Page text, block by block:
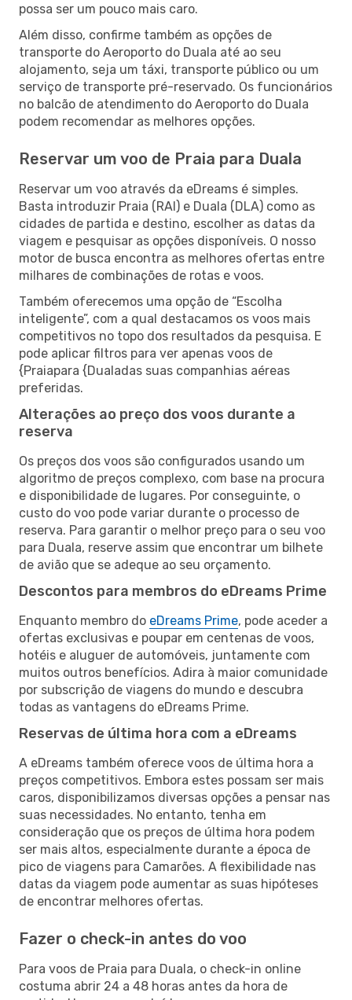
possa ser um pouco mais caro.
Além disso, confirme também as opções de
transporte do Aeroporto do Duala até ao seu
alojamento, seja um táxi, transporte público ou um
serviço de transporte pré-reservado. Os funcionários
no balcão de atendimento do Aeroporto do Duala
podem recomendar as melhores opções.
Reservar um voo de Praia para Duala
Reservar um voo através da eDreams é simples.
Basta introduzir Praia (RAI) e Duala (DLA) como as
cidades de partida e destino, escolher as datas da
viagem e pesquisar as opções disponíveis. O nosso
motor de busca encontra as melhores ofertas entre
milhares de combinações de rotas e voos.
Também oferecemos uma opção de “Escolha
inteligente”, com a qual destacamos os voos mais
competitivos no topo dos resultados da pesquisa. E
pode aplicar filtros para ver apenas voos de
{Praiapara {Dualadas suas companhias aéreas
preferidas.
Alterações ao preço dos voos durante a
reserva
Os preços dos voos são configurados usando um
algoritmo de preços complexo, com base na procura
e disponibilidade de lugares. Por conseguinte, o
custo do voo pode variar durante o processo de
reserva. Para garantir o melhor preço para o seu voo
para Duala, reserve assim que encontrar um bilhete
de avião que se adeque ao seu orçamento.
Descontos para membros do eDreams Prime
Enquanto membro do eDreams Prime, pode aceder a
ofertas exclusivas e poupar em centenas de voos,
hotéis e aluguer de automóveis, juntamente com
muitos outros benefícios. Adira à maior comunidade
por subscrição de viagens do mundo e descubra
todas as vantagens do eDreams Prime.
Reservas de última hora com a eDreams
A eDreams também oferece voos de última hora a
preços competitivos. Embora estes possam ser mais
caros, disponibilizamos diversas opções a pensar nas
suas necessidades. No entanto, tenha em
consideração que os preços de última hora podem
ser mais altos, especialmente durante a época de
pico de viagens para Camarões. A flexibilidade nas
datas da viagem pode aumentar as suas hipóteses
de encontrar melhores ofertas.
Fazer o check-in antes do voo
Para voos de Praia para Duala, o check-in online
costuma abrir 24 a 48 horas antes da hora de